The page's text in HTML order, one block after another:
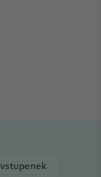
vstupenek